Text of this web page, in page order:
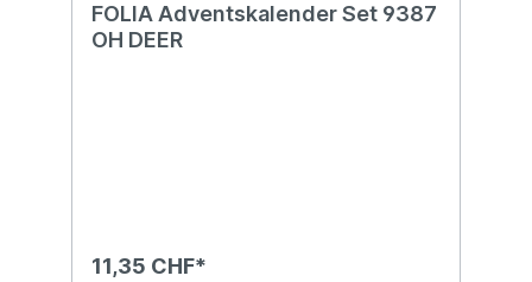
FOLIA Adventskalender Set 9387
OH DEER
11,35 CHF*